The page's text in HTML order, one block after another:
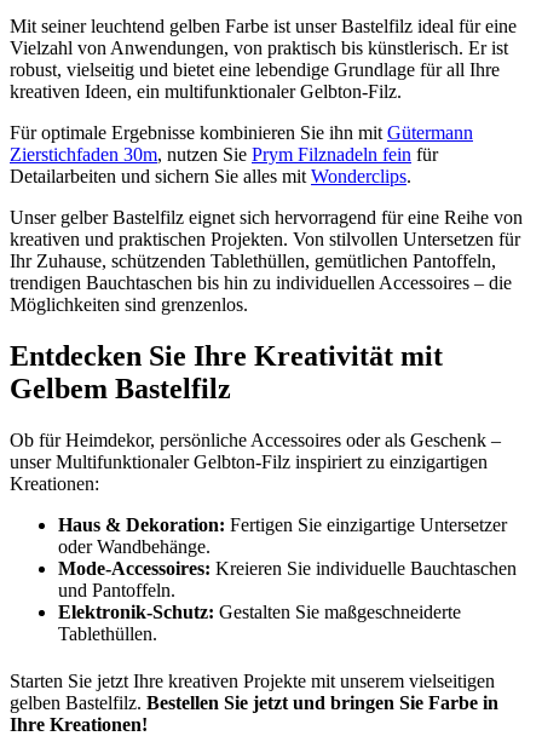
Mit seiner leuchtend gelben Farbe ist unser Bastelfilz ideal für eine
Vielzahl von Anwendungen, von praktisch bis künstlerisch. Er ist
robust, vielseitig und bietet eine lebendige Grundlage für all Ihre
kreativen Ideen, ein multifunktionaler Gelbton-Filz.
Für optimale Ergebnisse kombinieren Sie ihn mit Gütermann
Zierstichfaden 30m, nutzen Sie Prym Filznadeln fein für
Detailarbeiten und sichern Sie alles mit Wonderclips.
Unser gelber Bastelfilz eignet sich hervorragend für eine Reihe von
kreativen und praktischen Projekten. Von stilvollen Untersetzen für
Ihr Zuhause, schützenden Tablethüllen, gemütlichen Pantoffeln,
trendigen Bauchtaschen bis hin zu individuellen Accessoires – die
Möglichkeiten sind grenzenlos.
Entdecken Sie Ihre Kreativität mit
Gelbem Bastelfilz
Ob für Heimdekor, persönliche Accessoires oder als Geschenk –
unser Multifunktionaler Gelbton-Filz inspiriert zu einzigartigen
Kreationen:
Haus & Dekoration: Fertigen Sie einzigartige Untersetzer
oder Wandbehänge.
Mode-Accessoires: Kreieren Sie individuelle Bauchtaschen
und Pantoffeln.
Elektronik-Schutz: Gestalten Sie maßgeschneiderte
Tablethüllen.
Starten Sie jetzt Ihre kreativen Projekte mit unserem vielseitigen
gelben Bastelfilz. Bestellen Sie jetzt und bringen Sie Farbe in
Ihre Kreationen!